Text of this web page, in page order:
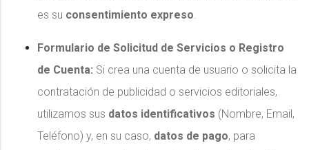
es su consentimiento expreso.
Formulario de Solicitud de Servicios o Registro
de Cuenta: Si crea una cuenta de usuario o solicita la
contratación de publicidad o servicios editoriales,
utilizamos sus datos identificativos (Nombre, Email,
Teléfono) y, en su caso, datos de pago, para